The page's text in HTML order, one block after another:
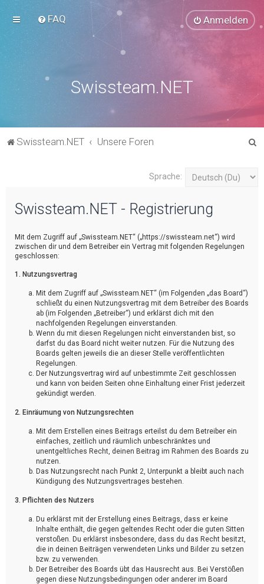
FAQ Anmelden
Swissteam.NET
Swissteam.NET Unsere Foren
Sprache:
Swissteam.NET - Registrierung
Mit dem Zugriff auf „Swissteam.NET“ („https://swissteam.net“) wird
zwischen dir und dem Betreiber ein Vertrag mit folgenden Regelungen
geschlossen:
1. Nutzungsvertrag
Mit dem Zugriff auf „Swissteam.NET“ (im Folgenden „das Board“)
schließt du einen Nutzungsvertrag mit dem Betreiber des Boards
ab (im Folgenden „Betreiber“) und erklärst dich mit den
nachfolgenden Regelungen einverstanden.
Wenn du mit diesen Regelungen nicht einverstanden bist, so
darfst du das Board nicht weiter nutzen. Für die Nutzung des
Boards gelten jeweils die an dieser Stelle veröffentlichten
Regelungen.
Der Nutzungsvertrag wird auf unbestimmte Zeit geschlossen
und kann von beiden Seiten ohne Einhaltung einer Frist jederzeit
gekündigt werden.
2. Einräumung von Nutzungsrechten
Mit dem Erstellen eines Beitrags erteilst du dem Betreiber ein
einfaches, zeitlich und räumlich unbeschränktes und
unentgeltliches Recht, deinen Beitrag im Rahmen des Boards zu
nutzen.
Das Nutzungsrecht nach Punkt 2, Unterpunkt a bleibt auch nach
Kündigung des Nutzungsvertrages bestehen.
3. Pflichten des Nutzers
Du erklärst mit der Erstellung eines Beitrags, dass er keine
Inhalte enthält, die gegen geltendes Recht oder die guten Sitten
verstoßen. Du erklärst insbesondere, dass du das Recht besitzt,
die in deinen Beiträgen verwendeten Links und Bilder zu setzen
bzw. zu verwenden.
Der Betreiber des Boards übt das Hausrecht aus. Bei Verstößen
gegen diese Nutzungsbedingungen oder anderer im Board